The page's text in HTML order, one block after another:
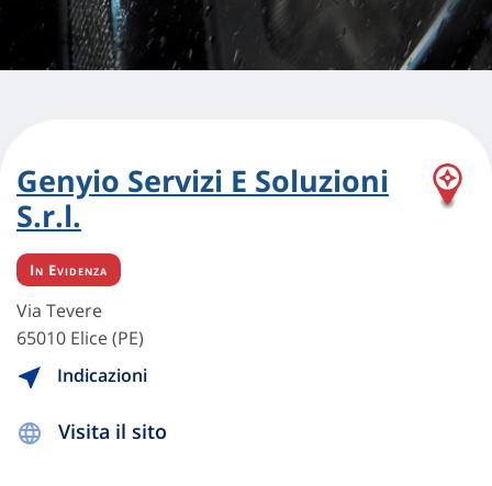
Genyio Servizi E Soluzioni
S.r.l.
In Evidenza
Via Tevere
65010 Elice (PE)
Indicazioni
Visita il sito